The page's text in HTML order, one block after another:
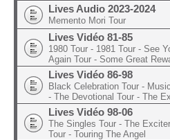
Lives Audio 2023-2024
Memento Mori Tour
Lives Vidéo 81-85
1980 Tour - 1981 Tour - See
Again Tour - Some Great
Lives Vidéo 86-98
Black Celebration Tour -
- The Devotional Tour - The
Lives Vidéo 98-06
The Singles Tour - The
Tour - Touring The Angel